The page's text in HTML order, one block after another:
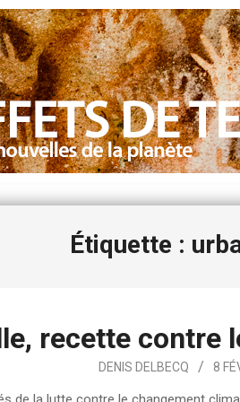
Étiquette :
recette contre
DENIS DELBECQ 8